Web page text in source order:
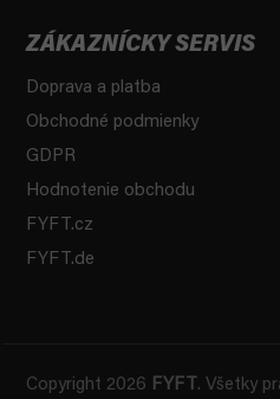
ZÁKAZNÍCKY SERVIS
Doprava a platba
Obchodné podmienky
GDPR
Hodnotenie obchodu
FYFT.cz
FYFT.de
Copyright 2026 FYFT . Všetky